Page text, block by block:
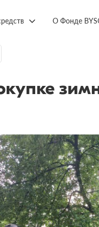
О Фонде